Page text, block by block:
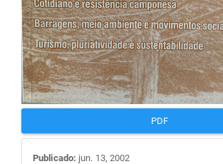
PDF
Publicado: jun. 13, 2002